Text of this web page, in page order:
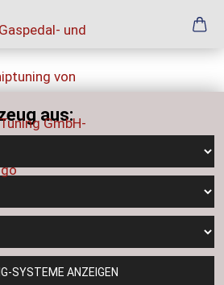
aus:
SYSTEME ANZEIGEN